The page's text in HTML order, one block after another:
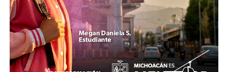
representantes de diversas fracciones sindicales que
acudieron en calidad de testigos del proceso.
MiZitácuaro.